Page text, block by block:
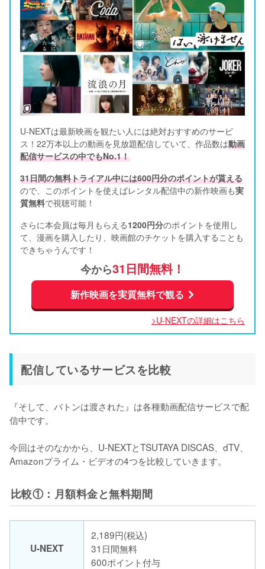
U-NEXTは最新映画を観たい人には絶対おすすめのサービ
ス！22万本以上の動画を見放題配信していて、作品数は動画
配信サービスの中でもNo.1！
31日間の無料トライアル中には600円分のポイントが貰える
ので、このポイントを使えばレンタル配信中の新作映画も実
質無料で視聴可能！
さらに本会員は毎月もらえる1200円分のポイントを使用し
て、漫画を購入したり、映画館のチケットを購入することも
できちゃうんです！
今から31日間無料！
新作映画を実質無料で観る
>U-NEXTの詳細はこちら
配信しているサービスを比較
『そして、バトンは渡された』は各種動画配信サービスで配
信中です。
今回はそのなかから、U-NEXTとTSUTAYA DISCAS、dTV、
Amazonプライム・ビデオの4つを比較していきます。
比較①：月額料金と無料期間
U-NEXT
2,189円(税込)
31日間無料
600ポイント付与